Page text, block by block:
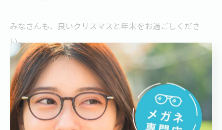
みなさんも、良いクリスマスと年末をお過ごしくださ
い。
#ネクストメガネ
#デスクワーク
#目の疲れ
#solemood